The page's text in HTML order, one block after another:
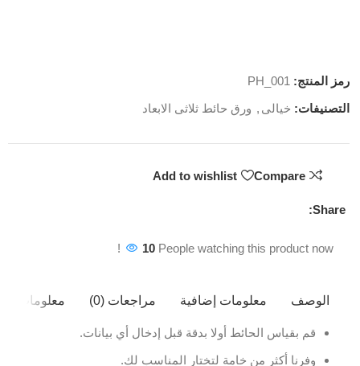
رمز المنتج: PH_001
التصنيفات: خيالى , ورق حائط ثلاثى الابعاد
Compare
Add to wishlist
Share:
10 People watching this product now!
الوصف معلومات إضافية مراجعات (0) معلومات
قم بقياس الحائط أولا بدقة قبل إدخال أي بيانات.
وفرنا أكثر من خامة لتختار المناسب لك.